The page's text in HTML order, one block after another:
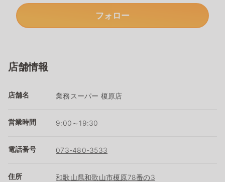
フォロー
店舗情報
店舗名 業務スーパー 榎原店
営業時間 9:00～19:30
電話番号 073-480-3533
住所 和歌山県和歌山市榎原78番の3